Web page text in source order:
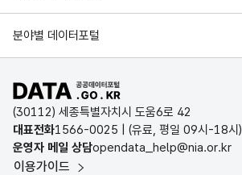
국가정보자원관리원
경기데이터드림
D-데이터허브
인천데이터포털
울산광역시 데이터포털
전남광주통합특별시 빅데이터 플랫폼
분야별 데이터포털
기상자료개방포털
국토교통부 공간정보오픈플랫폼
환경부 환경데이터포털
문화데이터광장
농림축산식품 공공데이터포털
공공데이터포털 바로가기
(30112) 세종특별자치시 도움6로 42
대표전화1566-0025 | (유료, 평일 09시-18시)
운영자 메일 상담opendata_help@nia.or.kr
이용가이드